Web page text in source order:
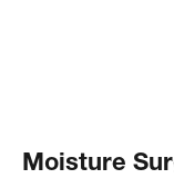
Moisture